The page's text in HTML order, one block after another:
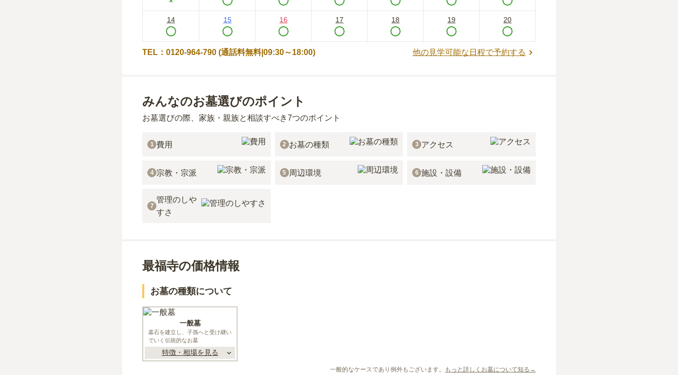
14 15 16 17 18 19 20
TEL：0120-964-790 (通話料無料|09:30～18:00) 他の見学可能な日程で予約する
みんなのお墓選びのポイント
お墓選びの際、家族・親族と相談すべき7つのポイント
1 費用 2 お墓の種類 3 アクセス
4 宗教・宗派 5 周辺環境 6 施設・設備
7
管理のしや
すさ
最福寺の価格情報
お墓の種類について
一般墓
墓石を建立し、子孫へと受け継い
でいく伝統的なお墓
特徴・相場を見る
一般的なケースであり例外もございます。 もっと詳しくお墓について知る→